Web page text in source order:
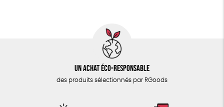
Un achat éco-responsable
des produits sélectionnés par RGoods